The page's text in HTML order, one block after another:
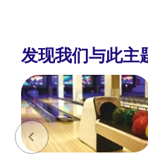
发现我们与此主